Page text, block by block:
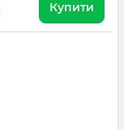
Купити